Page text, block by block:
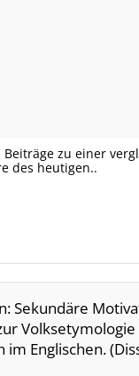
Beiträge zu einer
des heutigen..